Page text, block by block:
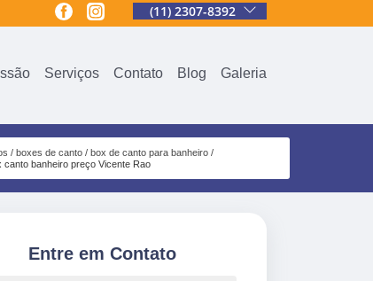
(11) 2307-8392
Serviços Contato Blog Galeria
boxes de canto
box de canto para banheiro
canto banheiro preço Vicente Rao
Entre em Contato